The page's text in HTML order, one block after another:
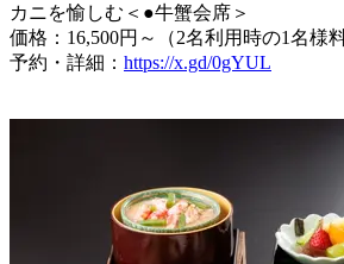
カニを愉しむ＜●牛蟹会席＞
価格：16,500円～（2名利用時の1名様
予約・詳細： https://x.gd/0gYUL